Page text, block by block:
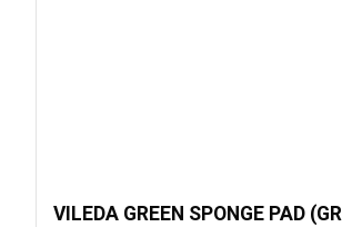
VILEDA GREEN SPONGE PAD